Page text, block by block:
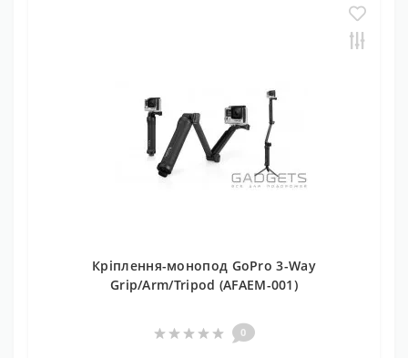
Кріплення-монопод GoPro 3-Way
Grip/Arm/Tripod (AFAEM-001)
0